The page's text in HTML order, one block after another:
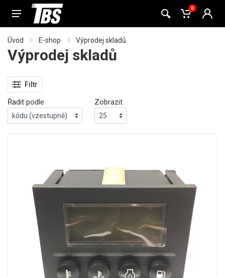
0
Úvod E-shop Výprodej skladů
Výprodej skladů
Filtr
Řadit podle Zobrazit